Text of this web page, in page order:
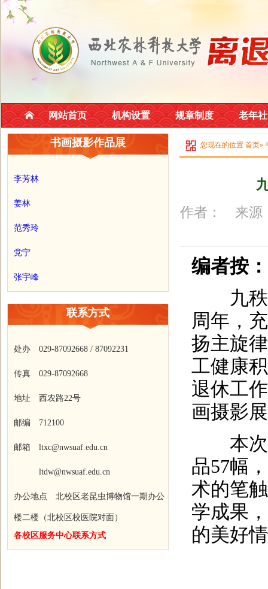
网站首页 机构设置 规章制度 老年
书画摄影作品展
李芳林
姜林
范秀玲
党宁
张宇峰
联系方式
处办 029-87092668 / 87092231
传真 029-87092668
地址 西农路22号
邮编 712100
邮箱 ltxc@nwsuaf.edu.cn
ltdw@nwsuaf.edu.cn
办公地点 北校区老昆虫博物馆一期办公
楼二楼（北校区校医院对面）
各校区服务中心联系方式
您现在的位置 首页»
作者： 来源
编者按：
九秩
周年，
扬主旋
工健康
退休工
画摄影
本次
品57幅
术的笔
学成果
的美好